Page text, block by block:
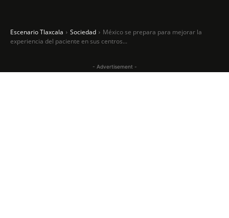
Escenario Tlaxcala Sociedad
México se prepara para mejorar la
experiencia del paciente en sus centros...
- Advertisement -